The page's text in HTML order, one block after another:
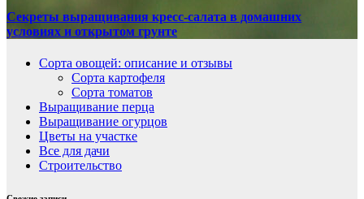
Секреты выращивания кресс-салата в домашних
условиях и открытом грунте
Сорта овощей: описание и отзывы
Сорта картофеля
Сорта томатов
Выращивание перца
Выращивание огурцов
Цветы на участке
Все для дачи
Строительство